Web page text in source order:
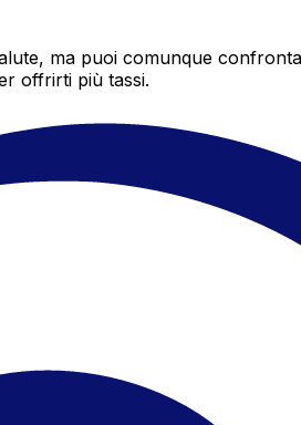
ma puoi comunque
offrirti più tassi.